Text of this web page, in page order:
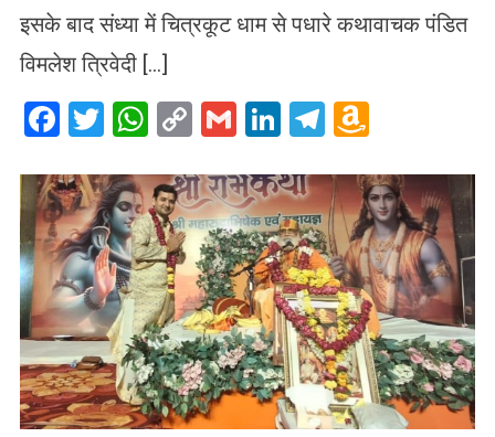
इसके बाद संध्या में चित्रकूट धाम से पधारे कथावाचक पंडित
विमलेश त्रिवेदी […]
Facebook
Twitter
WhatsApp
CopyGmailLinkedIn
Telegram
List